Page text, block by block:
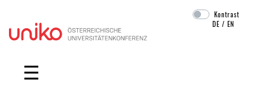
Navigation überspringen
Kontrast
DE /EN
☰